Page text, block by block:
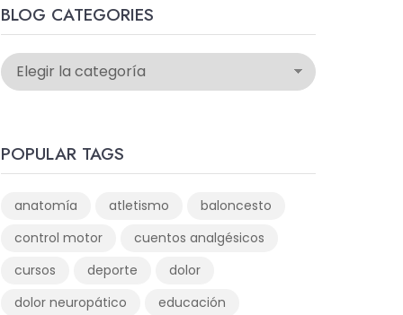
BLOG CATEGORIES
POPULAR TAGS
anatomía atletismo
baloncesto
control motor
cuentos analgésicos
cursos
deporte
dolor
dolor neuropático
educación